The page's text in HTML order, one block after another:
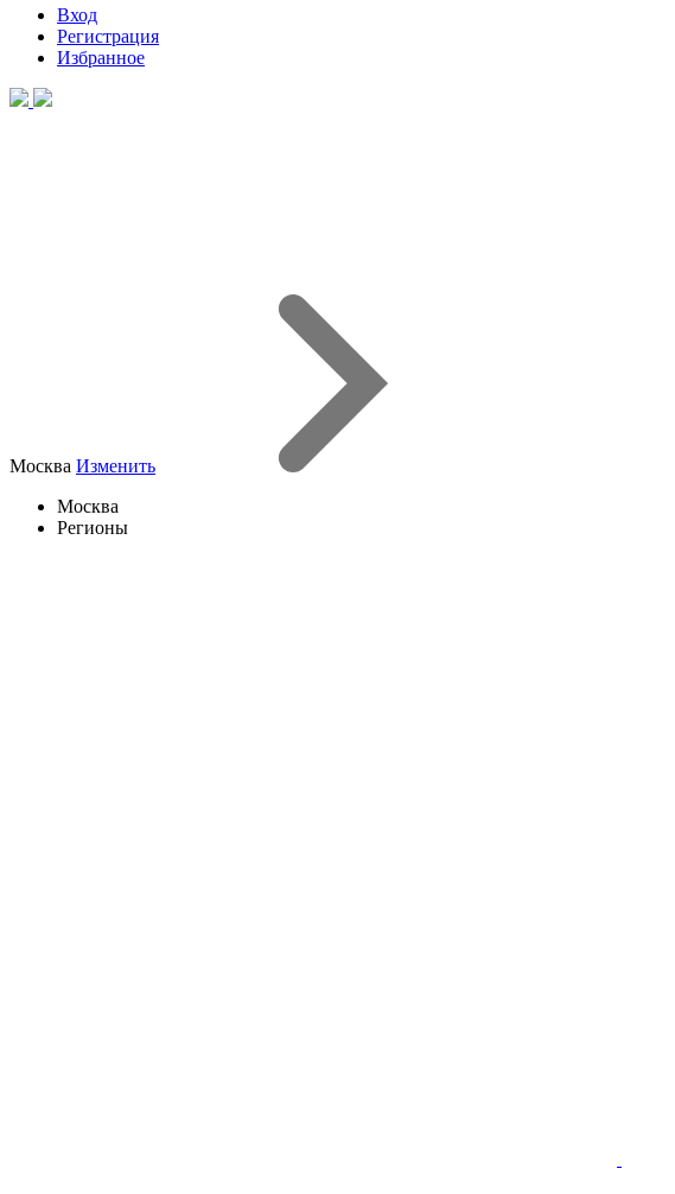
Вход
Регистрация
Избранное
Москва Изменить
Москва
Регионы